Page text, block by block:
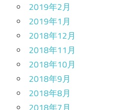
2019年2月
2019年1月
2018年12月
2018年11月
2018年10月
2018年9月
2018年8月